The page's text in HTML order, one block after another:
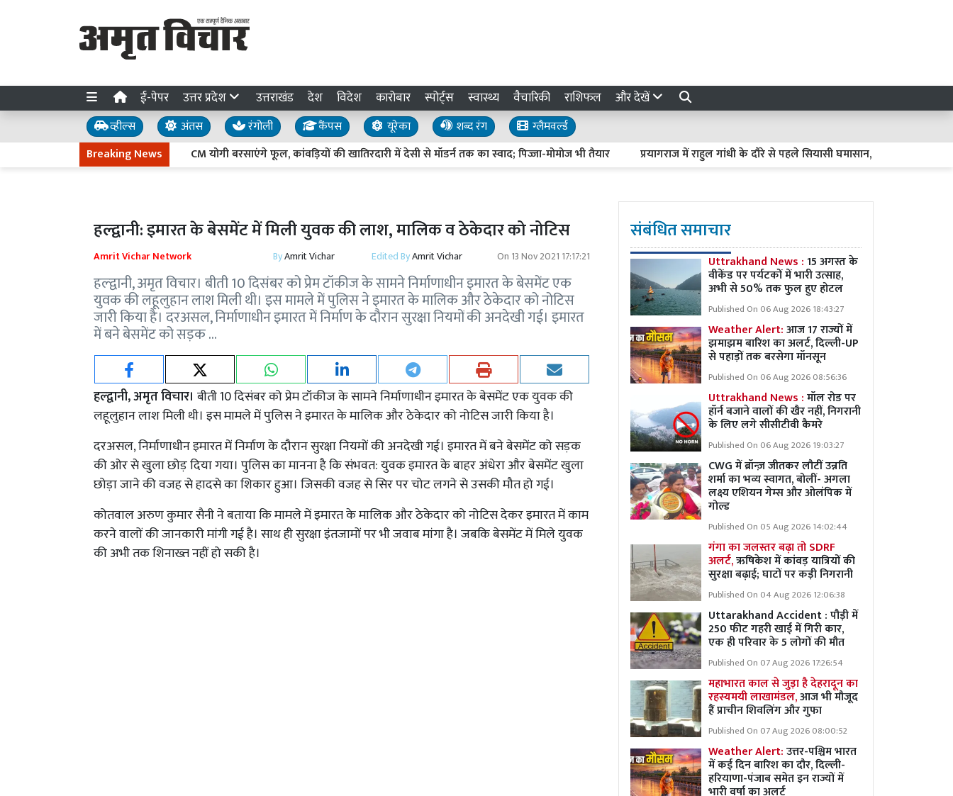
ई-पेपर उत्तर प्रदेश उत्तराखंड देश विदेश कारोबार स्पोर्ट्स स्वास्थ्य वैचारिकी राशिफल और देखें
व्हील्स अंतस रंगोली कैंपस यूरेका शब्द रंग
ग्लैमवर्ल्ड
Breaking News
CM योगी बरसाएंगे फूल, कांवड़ियों की खातिरदारी में देसी से मॉडर्न तक का स्वाद; पिज्जा-मोमोज भी तैयार प्रयागराज में राहुल गांधी के दौरे से पहले सियासी घमासान, झारखंड और NEET को
हल्द्वानी: इमारत के बेसमेंट में मिली युवक की लाश, मालिक व ठेकेदार को नोटिस
Amrit Vichar Network ByAmrit Vichar Edited ByAmrit Vichar On 13 Nov 2021 17:17:21
हल्द्वानी, अमृत विचार। बीती 10 दिसंबर को प्रेम टॉकीज के सामने निर्माणाधीन इमारत के बेसमेंट एक
युवक की लहूलुहान लाश मिली थी। इस मामले में पुलिस ने इमारत के मालिक और ठेकेदार को नोटिस
जारी किया है। दरअसल, निर्माणाधीन इमारत में निर्माण के दौरान सुरक्षा नियमों की अनदेखी गई। इमारत
में बने बेसमेंट को सड़क …
हल्द्वानी, अमृत विचार। बीती 10 दिसंबर को प्रेम टॉकीज के सामने निर्माणाधीन इमारत के बेसमेंट एक युवक की
लहूलुहान लाश मिली थी। इस मामले में पुलिस ने इमारत के मालिक और ठेकेदार को नोटिस जारी किया है।
दरअसल, निर्माणाधीन इमारत में निर्माण के दौरान सुरक्षा नियमों की अनदेखी गई। इमारत में बने बेसमेंट को सड़क
की ओर से खुला छोड़ दिया गया। पुलिस का मानना है कि संभवत: युवक इमारत के बाहर अंधेरा और बेसमेंट खुला
छोड़ा जाने की वजह से हादसे का शिकार हुआ। जिसकी वजह से सिर पर चोट लगने से उसकी मौत हो गई।
कोतवाल अरुण कुमार सैनी ने बताया कि मामले में इमारत के मालिक और ठेकेदार को नोटिस देकर इमारत में काम
करने वालों की जानकारी मांगी गई है। साथ ही सुरक्षा इंतजामों पर भी जवाब मांगा है। जबकि बेसमेंट में मिले युवक
की अभी तक शिनाख्त नहीं हो सकी है।
संबंधित समाचार
Uttrakhand News :15 अगस्त के
वीकेंड पर पर्यटकों में भारी उत्साह,
अभी से 50% तक फुल हुए होटल
Published On 06 Aug 2026 18:43:27
Weather Alert:आज 17 राज्यों में
झमाझम बारिश का अलर्ट, दिल्ली-UP
से पहाड़ों तक बरसेगा मॉनसून
Published On 06 Aug 2026 08:56:36
Uttrakhand News :मॉल रोड पर
हॉर्न बजाने वालों की खैर नहीं, निगरानी
के लिए लगे सीसीटीवी कैमरे
Published On 06 Aug 2026 19:03:27
CWG में ब्रॉन्ज़ जीतकर लौटीं उन्नति
शर्मा का भव्य स्वागत, बोलीं- अगला
लक्ष्य एशियन गेम्स और ओलंपिक में
गोल्ड
Published On 05 Aug 2026 14:02:44
गंगा का जलस्तर बढ़ा तो SDRF
अलर्ट,ऋषिकेश में कांवड़ यात्रियों की
सुरक्षा बढ़ाई; घाटों पर कड़ी निगरानी
Published On 04 Aug 2026 12:06:38
Uttarakhand Accident : पौड़ी में
250 फीट गहरी खाई में गिरी कार,
एक ही परिवार के 5 लोगों की मौत
Published On 07 Aug 2026 17:26:54
महाभारत काल से जुड़ा है देहरादून का
रहस्यमयी लाखामंडल,आज भी मौजूद
हैं प्राचीन शिवलिंग और गुफा
Published On 07 Aug 2026 08:00:52
Weather Alert:उत्तर-पश्चिम भारत
में कई दिन बारिश का दौर, दिल्ली-
हरियाणा-पंजाब समेत इन राज्यों में
भारी वर्षा का अलर्ट